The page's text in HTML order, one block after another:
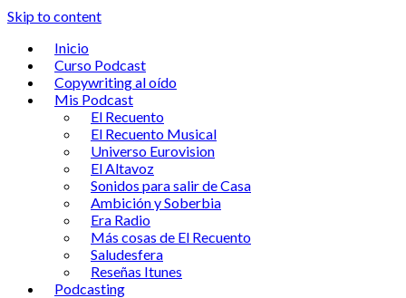
Skip to content
Inicio
Curso Podcast
Copywriting al oído
Mis Podcast
El Recuento
El Recuento Musical
Universo Eurovision
El Altavoz
Sonidos para salir de Casa
Ambición y Soberbia
Era Radio
Más cosas de El Recuento
Saludesfera
Reseñas Itunes
Podcasting